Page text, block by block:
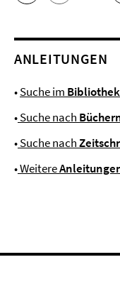
ANLEITUNGEN
•Suche im
•Suche nach
•Suche nach
•Weitere